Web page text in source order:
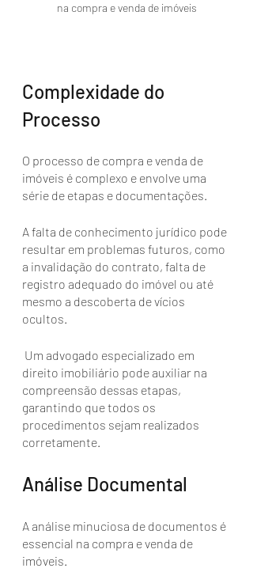
na compra e venda de imóveis
Complexidade do
Processo
O processo de compra e venda de
imóveis é complexo e envolve uma
série de etapas e documentações.
A falta de conhecimento jurídico pode
resultar em problemas futuros, como
a invalidação do contrato, falta de
registro adequado do imóvel ou até
mesmo a descoberta de vícios
ocultos.
direito imobiliário pode auxiliar na
compreensão dessas etapas,
garantindo que todos os
procedimentos sejam realizados
corretamente.
Análise Documental
A análise minuciosa de documentos é
essencial na compra e venda de
imóveis.